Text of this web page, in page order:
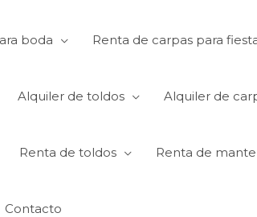
boda Renta de carpas para
Alquiler de toldos Alquiler de
Renta de toldos Renta de
Contacto